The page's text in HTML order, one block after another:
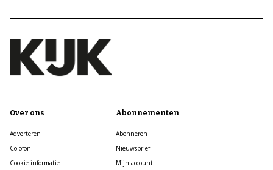
Over ons
Adverteren
Colofon
Cookie informatie
Abonnementen
Abonneren
Nieuwsbrief
Mijn account